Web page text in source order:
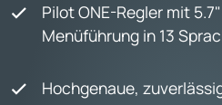
Pilot ONE-Regler mit
Menüführung in 13
Hochgenaue,